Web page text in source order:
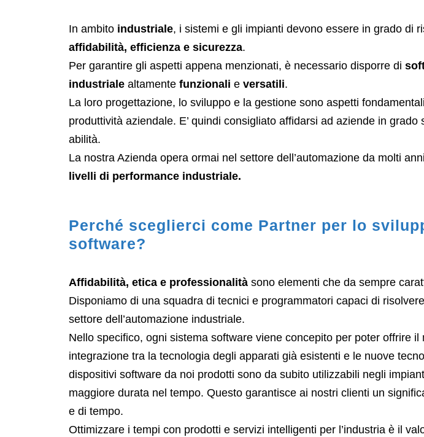
In ambito industriale, i sistemi e gli impianti devono essere in grado di
affidabilità, efficienza e sicurezza.
Per garantire gli aspetti appena menzionati, è necessario disporre di
industriale altamente funzionali e versatili.
La loro progettazione, lo sviluppo e la gestione sono aspetti
produttività aziendale. E’ quindi consigliato affidarsi ad aziende in
abilità.
La nostra Azienda opera ormai nel settore dell’automazione da molti
livelli di performance industriale.
Perché sceglierci come Partner per lo
software?
Affidabilità, etica e professionalità sono elementi che da sempre
Disponiamo di una squadra di tecnici e programmatori capaci di
settore dell’automazione industriale.
Nello specifico, ogni sistema software viene concepito per poter offrire
integrazione tra la tecnologia degli apparati già esistenti e le nuove
dispositivi software da noi prodotti sono da subito utilizzabili negli
maggiore durata nel tempo. Questo garantisce ai nostri clienti un
e di tempo.
Ottimizzare i tempi con prodotti e servizi intelligenti per l’industria è il